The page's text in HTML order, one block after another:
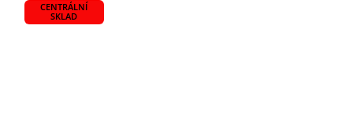
CENTRÁLNÍ
SKLAD